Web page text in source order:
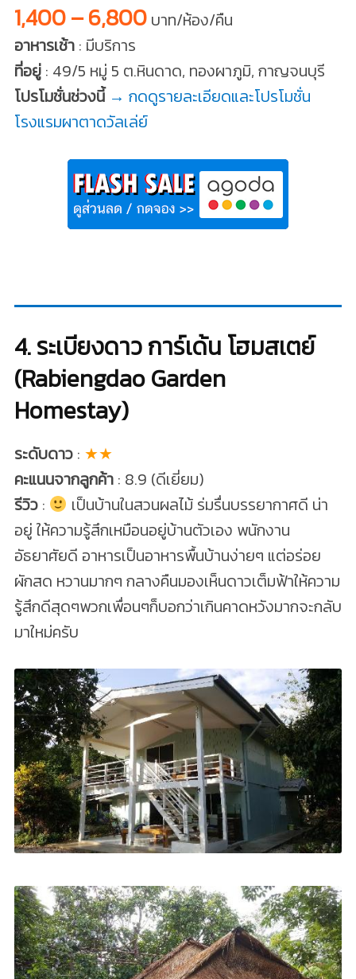
1,400 – 6,800บาท/ห้อง/คืน
อาหารเช้า: มีบริการ
ที่อยู่: 49/5 หมู่ 5 ต.หินดาด, ทองผาภูมิ, กาญจนบุรี
โปรโมชั่นช่วงนี้ → กดดูรายละเอียดและโปรโมชั่น
โรงแรมผาตาดวัลเล่ย์
4. ระเบียงดาว การ์เด้น โฮมสเตย์
(Rabiengdao Garden
Homestay)
ระดับดาว: ★★
คะแนนจากลูกค้า: 8.9 (ดีเยี่ยม)
รีวิว:
เป็นบ้านในสวนผลไม้ ร่มรื่นบรรยากาศดี น่า
อยู่ ให้ความรู้สึกเหมือนอยู่บ้านตัวเอง พนักงาน
อัธยาศัยดี อาหารเป็นอาหารพื้นบ้านง่ายๆ แต่อร่อย
ผักสด หวานมากๆ กลางคืนมองเห็นดาวเต็มฟ้าให้ความ
รู้สึกดีสุดๆพวกเพื่อนๆก็บอกว่าเกินคาดหวังมากจะกลับ
มาใหม่ครับ